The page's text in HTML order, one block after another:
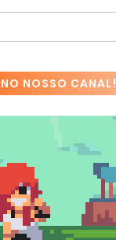
NOSSO CANAL!